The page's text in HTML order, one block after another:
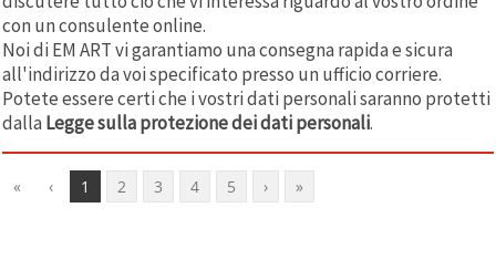
con un consulente online.
Noi di EM ART vi garantiamo una consegna rapida e sicura
all'indirizzo da voi specificato presso un ufficio corriere.
Potete essere certi che i vostri dati personali saranno protetti
dalla Legge sulla protezione dei dati personali.
« ‹ 1 2 3 4 5 › »